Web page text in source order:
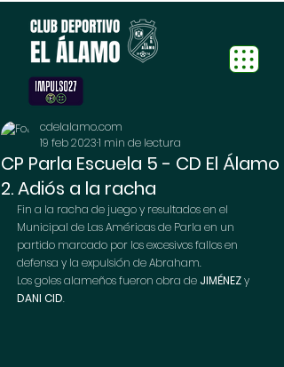
CP Parla Escuela 5 - CD El Álamo
2. Adiós a la racha
cdelalamo.com
19 feb 20231 min de lectura
Fin a la racha de juego y resultados en el
Municipal de Las Américas de Parla en un
partido marcado por los excesivos fallos en
defensa y la expulsión de Abraham.
Los goles alameños fueron obra de JIMÉNEZ y
DANI CID.